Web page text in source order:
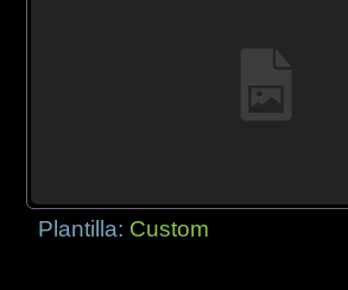
Plantilla: Custom